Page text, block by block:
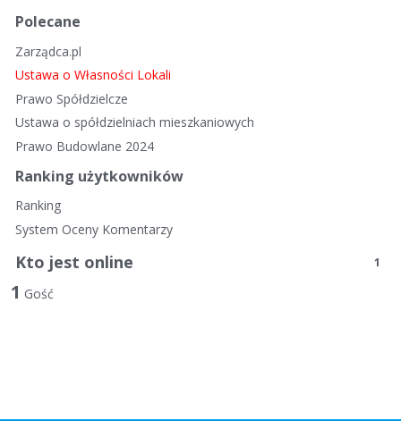
Polecane
Zarządca.pl
Ustawa o Własności Lokali
Prawo Spółdzielcze
Ustawa o spółdzielniach mieszkaniowych
Prawo Budowlane 2024
Ranking użytkowników
Ranking
System Oceny Komentarzy
Kto jest online 1
1 Gość